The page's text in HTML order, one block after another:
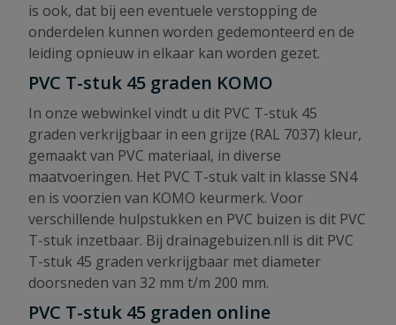
is ook, dat bij een eventuele verstopping de
onderdelen kunnen worden gedemonteerd en de
leiding opnieuw in elkaar kan worden gezet.
PVC T-stuk 45 graden KOMO
In onze webwinkel vindt u dit PVC T-stuk 45
graden verkrijgbaar in een grijze (RAL 7037) kleur,
gemaakt van PVC materiaal, in diverse
maatvoeringen. Het PVC T-stuk valt in klasse SN4
en is voorzien van KOMO keurmerk. Voor
verschillende hulpstukken en PVC buizen is dit PVC
T-stuk inzetbaar. Bij drainagebuizen.nll is dit PVC
T-stuk 45 graden verkrijgbaar met diameter
doorsneden van 32 mm t/m 200 mm.
PVC T-stuk 45 graden online